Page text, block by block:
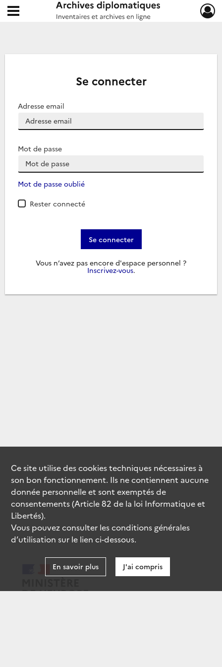
Archives diplomatiques
Ouvrir le menu déroulant
Se connecter
Adresse email
Mot de passe
Mot de passe oublié
Rester connecté
Se connecter
Vous n’avez pas encore d'espace personnel ?
Inscrivez-vous.
Ce site utilise descookiestechniques nécessaires à
son bon fonctionnement. Ils ne contiennent aucune
donnée personnelle et sont exemptés de
consentements (Article 82 de la loi Informatique et
Libertés).
Vous pouvez consulter les conditions générales
d’utilisation sur le lien ci-dessous.
En savoir plus J'ai compris